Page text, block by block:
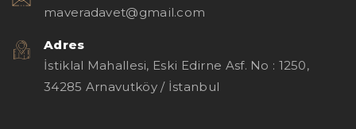
maveradavet@gmail.com
Adres
İstiklal Mahallesi, Eski Edirne Asf. No : 1250,
34285 Arnavutköy / İstanbul